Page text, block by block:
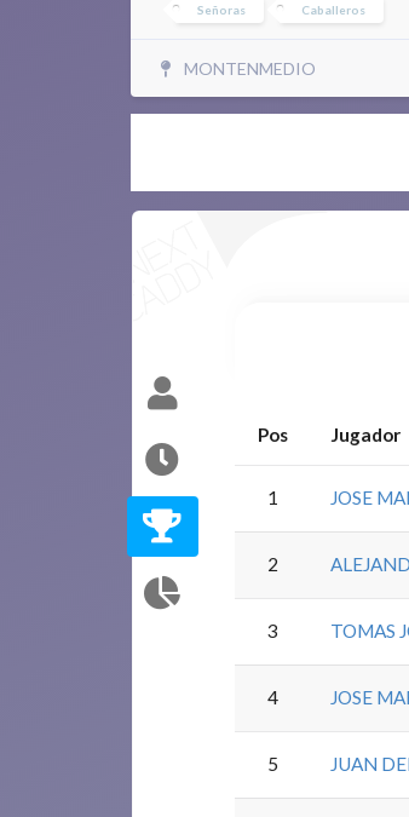
Señoras Caballeros
MONTENMEDIO
Pos Jugador
1 JOSE
2
3 TOMAS
4 JOSE
5 JUAN